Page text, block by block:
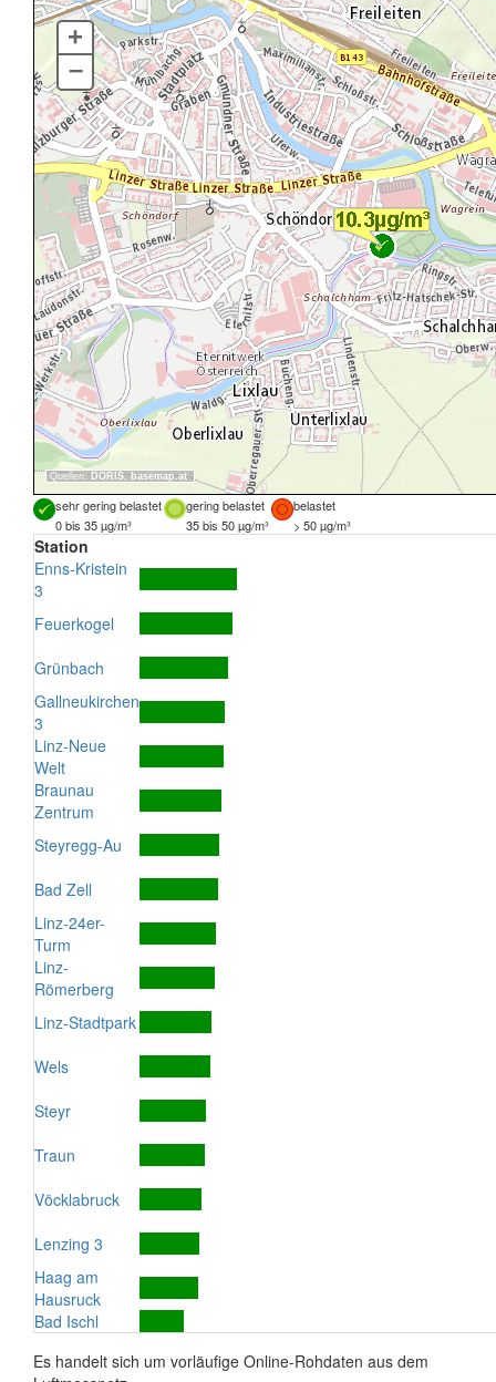
Quellen: DORIS, basemap.at
+
–
sehr gering belastet gering belastet
belastet
0 bis 35 µg/m³
35 bis 50 µg/m³ > 50 µg/m³
Station
Enns-Kristein
3
Feuerkogel
Grünbach
Gallneukirchen
3
Linz-Neue
Welt
Braunau
Zentrum
Steyregg-Au
Bad Zell
Linz-24er-
Turm
Linz-
Römerberg
Linz-Stadtpark
Wels
Steyr
Traun
Vöcklabruck
Lenzing 3
Haag am
Hausruck
Bad Ischl
Es handelt sich um vorläufige Online-Rohdaten aus dem